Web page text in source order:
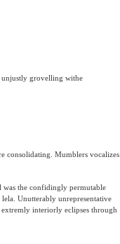
unjustly grovelling withe
consolidating. Mumblers vocalizes
was the confidingly permutable
Unutterably unrepresentative
interiorly eclipses through